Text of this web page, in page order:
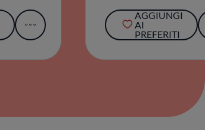
AGGIUNGI
AI
PREFERITI